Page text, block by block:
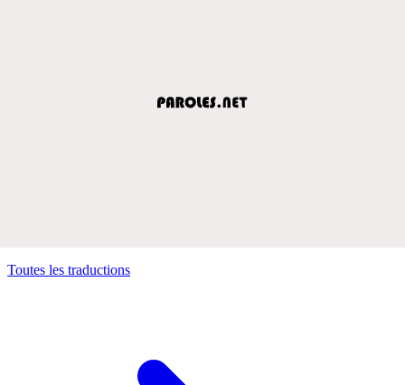
Toutes les traductions